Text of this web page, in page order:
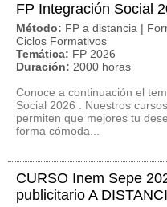
FP Integración Social
Método: FP a distancia |
Ciclos Formativos
Temática: FP 2026
Duración: 2000 horas
Conoce a continuación el
Social 2026 . Nuestros
permiten que mejores tu
forma cómoda...
CURSO Inem Sepe
publicitario A